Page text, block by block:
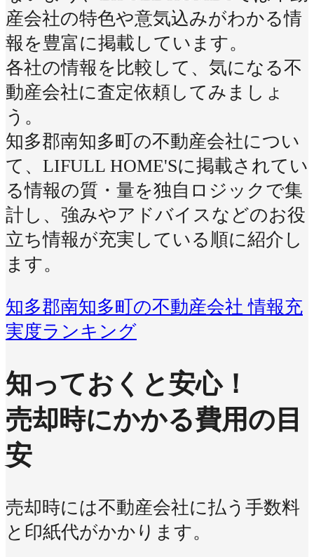
産会社の特色や意気込みがわかる情
報を豊富に掲載しています。
各社の情報を比較して、気になる不
動産会社に査定依頼してみましょ
う。
知多郡南知多町の不動産会社につい
て、LIFULL HOME'Sに掲載されてい
る情報の質・量を独自ロジックで集
計し、強みやアドバイスなどのお役
立ち情報が充実している順に紹介し
ます。
知多郡南知多町の不動産会社 情報充
実度ランキング
知っておくと安心！
売却時にかかる費用の目
安
売却時には不動産会社に払う手数料
と印紙代がかかります。